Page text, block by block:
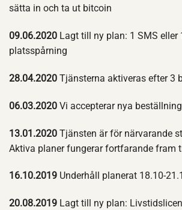
sätta in och ta ut bitcoin
09.06.2020 Lagt till ny plan: 1 SMS eller
platsspårning
28.04.2020 Tjänsterna aktiveras efter 3
06.03.2020 Vi accepterar nya
13.01.2020 Tjänsten är för närvarande
Aktiva planer fungerar fortfarande fram
16.10.2019 Underhåll planerat 18.10-
20.08.2019 Lagt till ny plan: